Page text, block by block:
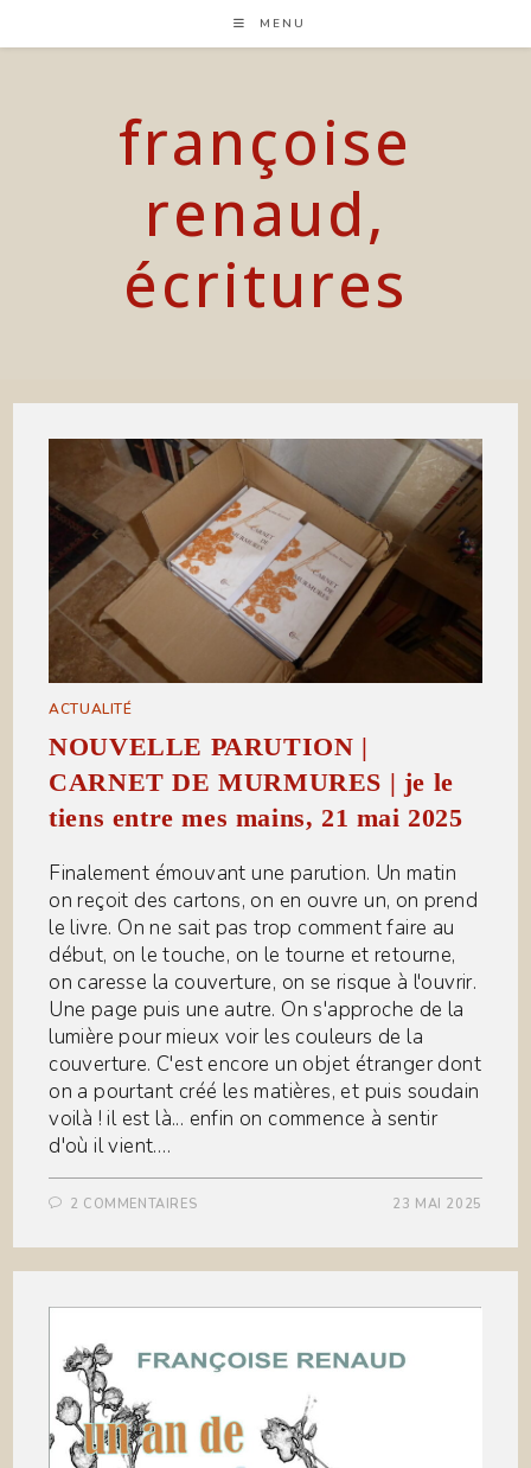
content
MENU
françoise
renaud,
écritures
ACTUALITÉ
NOUVELLE PARUTION |
CARNET DE MURMURES | je le
tiens entre mes mains, 21 mai 2025
Finalement émouvant une parution. Un matin
on reçoit des cartons, on en ouvre un, on prend
le livre. On ne sait pas trop comment faire au
début, on le touche, on le tourne et retourne,
on caresse la couverture, on se risque à l'ouvrir.
Une page puis une autre. On s'approche de la
lumière pour mieux voir les couleurs de la
couverture. C'est encore un objet étranger dont
on a pourtant créé les matières, et puis soudain
voilà ! il est là... enfin on commence à sentir
d'où il vient.…
2 COMMENTAIRES 23 MAI 2025